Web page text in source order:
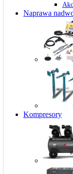
Naprawa
Kompresory